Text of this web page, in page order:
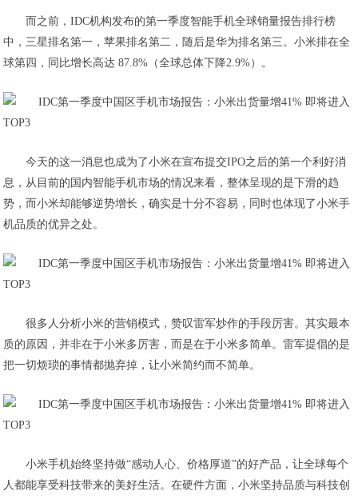
而之前，IDC机构发布的第一季度智能手机全球销量报告排行榜
中，三星排名第一，苹果排名第二，随后是华为排名第三。小米排在全
球第四，同比增长高达 87.8%（全球总体下降2.9%）。
今天的这一消息也成为了小米在宣布提交IPO之后的第一个利好消
息，从目前的国内智能手机市场的情况来看，整体呈现的是下滑的趋
势，而小米却能够逆势增长，确实是十分不容易，同时也体现了小米手
机品质的优异之处。
很多人分析小米的营销模式，赞叹雷军炒作的手段厉害。其实最本
质的原因，并非在于小米多厉害，而是在于小米多简单。雷军提倡的是
把一切烦琐的事情都抛弃掉，让小米简约而不简单。
小米手机始终坚持做“感动人心、价格厚道”的好产品，让全球每个
人都能享受科技带来的美好生活。在硬件方面，小米坚持品质与科技创